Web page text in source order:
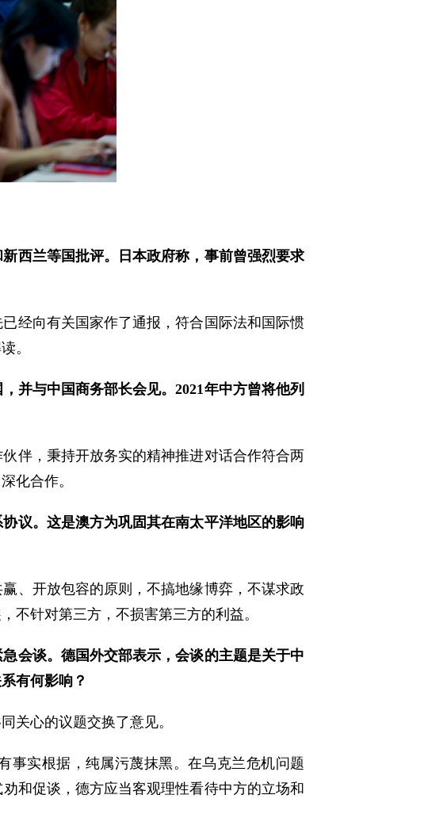
西兰等国批评。日本政府称，事前曾强烈要求
经向有关国家作了通报，符合国际法和国际惯
。
并与中国商务部长会见。2021年中方曾将他列
伴，秉持开放务实的精神推进对话合作符合两
化合作。
议。这是澳方为巩固其在南太平洋地区的影响
、开放包容的原则，不搞地缘博弈，不谋求政
不针对第三方，不损害第三方的利益。
会谈。德国外交部表示，会谈的主题是关于中
有何影响？
关心的议题交换了意见。
事实根据，纯属污蔑抹黑。在乌克兰危机问题
和促谈，德方应当客观理性看待中方的立场和